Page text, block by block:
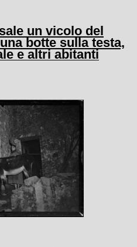
un vicolo del
botte sulla testa,
e altri abitanti